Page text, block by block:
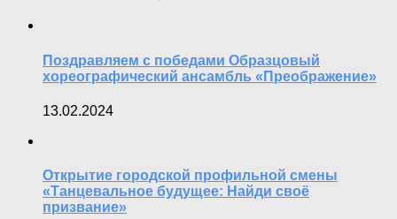
Поздравляем с победами Образцовый
хореографический ансамбль «Преображение»
13.02.2024
Открытие городской профильной смены
«Танцевальное будущее: Найди своё
призвание»